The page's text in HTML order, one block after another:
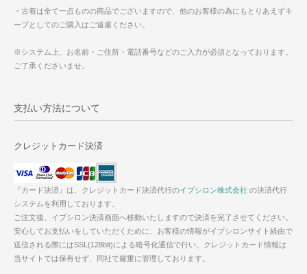
・古着は全て一点ものの商品でございますので、他のお客様の為にもとりあえずキ
ープとしてのご購入はご遠慮ください。
※システム上、お名前・ご住所・電話番号などのご入力が必須となっております。
ご了承くださいませ。
支払い方法について
クレジットカード決済
『カード決済』は、クレジットカード決済代行のイプシロン株式会社 の決済代行
システムを利用しております。
ご注文後、イプシロン決済画面へ移動いたしますので決済を完了させてください。
安心してお支払いをしていただくために、お客様の情報がイプシロンサイト経由で
送信される際にはSSL(128bit)による暗号化通信で行い、クレジットカード情報は
当サイトでは保有せず、同社で厳重に管理しております。